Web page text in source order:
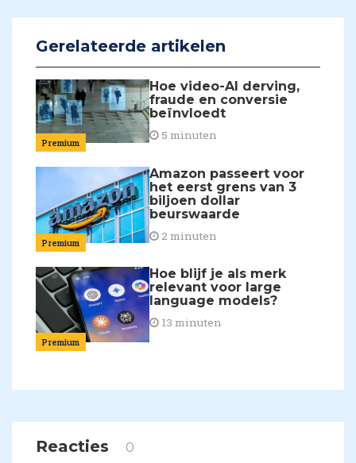
Gerelateerde artikelen
Premium
Hoe video-AI derving,
fraude en conversie
beïnvloedt
5 minuten
Premium
Amazon passeert voor
het eerst grens van 3
biljoen dollar
beurswaarde
2 minuten
Premium
Hoe blijf je als merk
relevant voor large
language models?
13 minuten
Reacties 0